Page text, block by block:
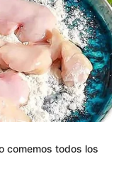
comemos todos los